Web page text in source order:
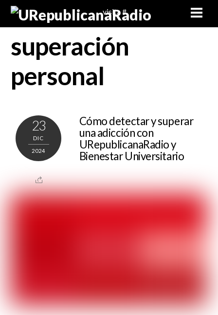
Skip
visita #
superación
personal
23
DIC
2024
Cómo detectar y superar
una adicción con
URepublicanaRadio y
Bienestar Universitario